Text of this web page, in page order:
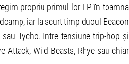
propriu primul lor EP în toamna
iar la scurt timp duoul Beacon
Tycho. Între tensiune trip-hop și
Attack, Wild Beasts, Rhye sau chiar